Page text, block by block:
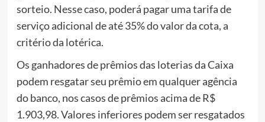
sorteio. Nesse caso, poderá pagar uma tarifa de
serviço adicional de até 35% do valor da cota, a
critério da lotérica.
Os ganhadores de prêmios das loterias da Caixa
podem resgatar seu prêmio em qualquer agência
do banco, nos casos de prêmios acima de R$
1.903,98. Valores inferiores podem ser resgatados